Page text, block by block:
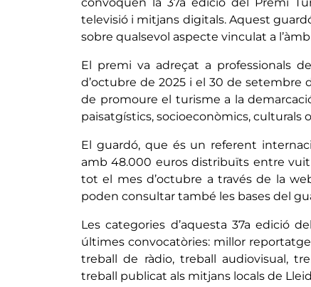
televisió i mitjans digitals. Aquest
sobre qualsevol aspecte vinculat a
El premi va adreçat a professionals
d’octubre de 2025 i el 30 de setembre
de promoure el turisme a la
paisatgístics, socioeconòmics, culturals
El guardó, que és un referent
amb 48.000 euros distribuïts entre
tot el mes d’octubre a través de la
poden consultar també les bases del
Les categories d’aquesta 37a edició
últimes convocatòries: millor
treball de ràdio, treball audiovisual,
treball publicat als mitjans locals de